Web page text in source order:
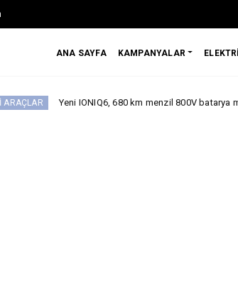
ANA SAYFA KAMPANYALAR
IONIQ6, 680 km menzil 800V batarya mimarisiyle